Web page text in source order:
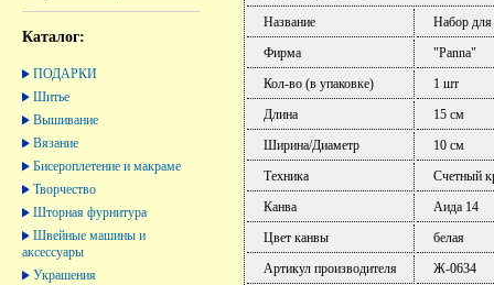
Каталог:
ПОДАРКИ
Шитье
Вышивание
Вязание
Бисероплетение и макраме
Творчество
Шторная фурнитура
Швейные машины и
аксессуары
Украшения
Название
Набор
Фирма
"Panna"
Кол-во (в упаковке)
1 шт
Длина
15 см
Ширина/Диаметр
10 см
Техника
Счетный
Канва
Аида 14
Цвет канвы
белая
Артикул производителя
Ж-0634